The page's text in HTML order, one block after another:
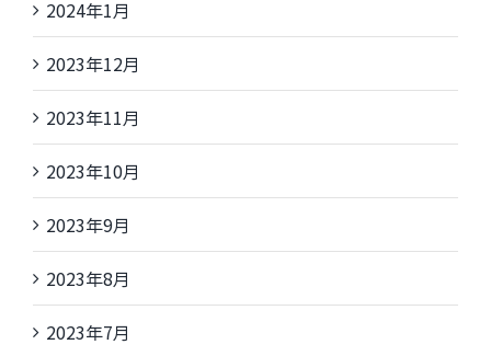
2024年1月
2023年12月
2023年11月
2023年10月
2023年9月
2023年8月
2023年7月